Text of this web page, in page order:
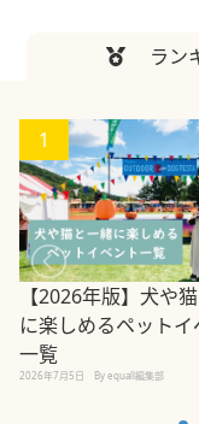
ラン
1
【2026年版】犬や
に楽しめるペットイ
一覧
2026年7月5日 By equall編集部